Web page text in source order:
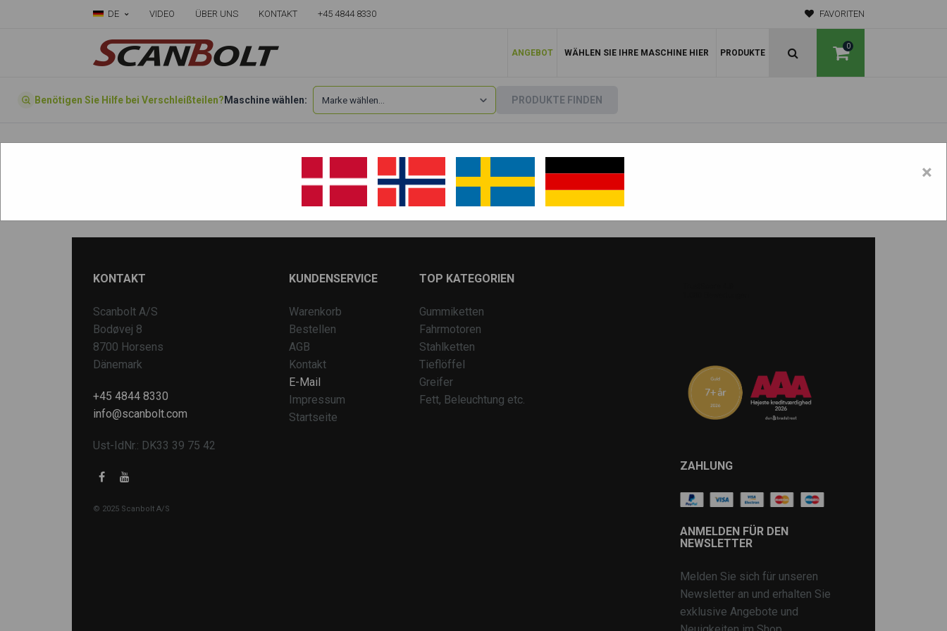
DE VIDEO ÜBER UNS KONTAKT +45 4844 8330 FAVORITEN
0
ANGEBOT WÄHLEN SIE IHRE MASCHINE HIER PRODUKTE
Benötigen Sie Hilfe bei Verschleißteilen? Maschine wählen: PRODUKTE FINDEN
H22A H22B
KONTAKT
Scanbolt A/S
Bodøvej 8
8700 Horsens
Dänemark
+45 4844 8330
info@scanbolt.com
Ust-IdNr.: DK33 39 75 42
© 2025 Scanbolt A/S
KUNDENSERVICE
Warenkorb
Bestellen
AGB
Kontakt
E-Mail
Impressum
Startseite
TOP KATEGORIEN
Gummiketten
Fahrmotoren
Stahlketten
Tieflöffel
Greifer
Fett, Beleuchtung etc.
ZAHLUNG
ANMELDEN FÜR DEN
NEWSLETTER
Melden Sie sich für unseren
Newsletter an und erhalten Sie
exklusive Angebote und
×